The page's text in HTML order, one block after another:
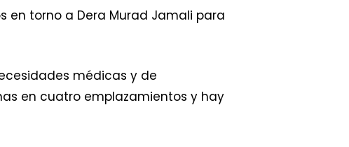
en torno a Dera Murad Jamali para
médicas y de
en cuatro emplazamientos y hay